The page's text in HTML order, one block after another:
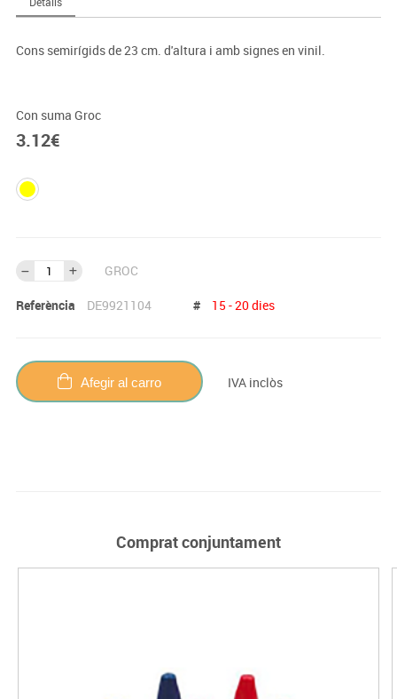
Cons semirígids de 23 cm. d'altura i amb signes en vinil.
Con suma Groc
3.12€
GROC
Referència DE9921104 # 15 - 20 dies
Afegir al carro IVA inclòs
Comprat conjuntament